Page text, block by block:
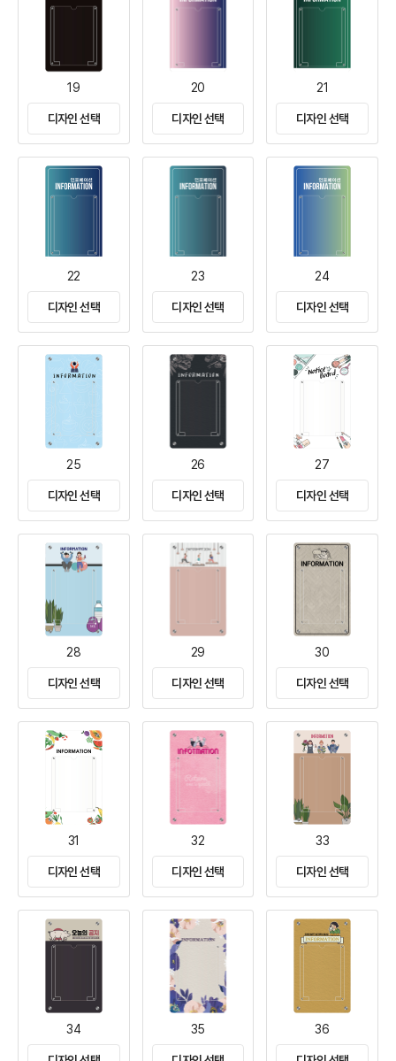
19
디자인 선택
20
디자인 선택
21
디자인 선택
22
디자인 선택
23
디자인 선택
24
디자인 선택
25
디자인 선택
26
디자인 선택
27
디자인 선택
28
디자인 선택
29
디자인 선택
30
디자인 선택
31
디자인 선택
32
디자인 선택
33
디자인 선택
34 35 36